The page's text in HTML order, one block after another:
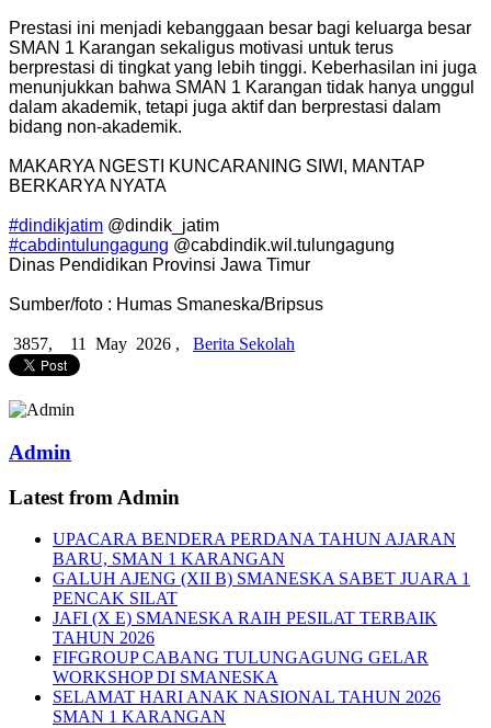
Prestasi ini menjadi kebanggaan besar bagi keluarga besar
SMAN 1 Karangan sekaligus motivasi untuk terus
berprestasi di tingkat yang lebih tinggi. Keberhasilan ini juga
menunjukkan bahwa SMAN 1 Karangan tidak hanya unggul
dalam akademik, tetapi juga aktif dan berprestasi dalam
bidang non-akademik.
MAKARYA NGESTI KUNCARANING SIWI, MANTAP
BERKARYA NYATA
#dindikjatim @dindik_jatim
#cabdintulungagung @cabdindik.wil.tulungagung
Dinas Pendidikan Provinsi Jawa Timur
Sumber/foto : Humas Smaneska/Bripsus
3857, 11 May 2026 , Berita Sekolah
Admin
Latest from Admin
UPACARA BENDERA PERDANA TAHUN AJARAN
BARU, SMAN 1 KARANGAN
GALUH AJENG (XII B) SMANESKA SABET JUARA 1
PENCAK SILAT
JAFI (X E) SMANESKA RAIH PESILAT TERBAIK
TAHUN 2026
FIFGROUP CABANG TULUNGAGUNG GELAR
WORKSHOP DI SMANESKA
SELAMAT HARI ANAK NASIONAL TAHUN 2026
SMAN 1 KARANGAN